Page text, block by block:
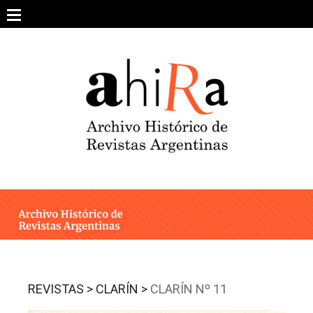
content
ARCHIVO DE REVISTAS
ESTUDIOS CRÍTICOS
INTEGRANTES
REVISTAS > CLARÍN > CLARÍN Nº 11